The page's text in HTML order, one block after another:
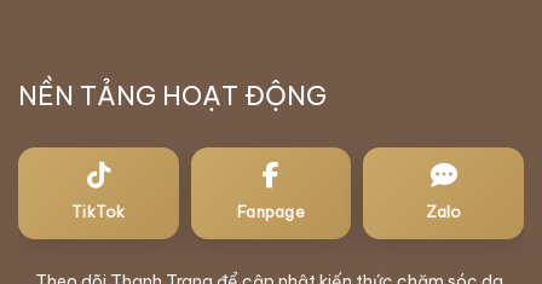
NỀN TẢNG HOẠT ĐỘNG
TikTok Fanpage Zalo